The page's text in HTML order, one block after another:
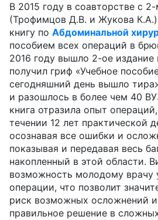
В 2015 году в соавторстве с
(Трофимцов Д.В. и Жукова
книгу по Абдоминальной
пособием всех операций в
2016 году вышло 2-ое издание
получил гриф «Учебное
сегодняшний день вышло
и разошлось в более чем 40
книга отразила опыт
течении 12 лет практической
осознавая все ошибки и
показывая и передавая весь
накопленный в этой области.
возможность молодому врачу
операции, что позволит
риск возможных осложнений и
правильное решение в